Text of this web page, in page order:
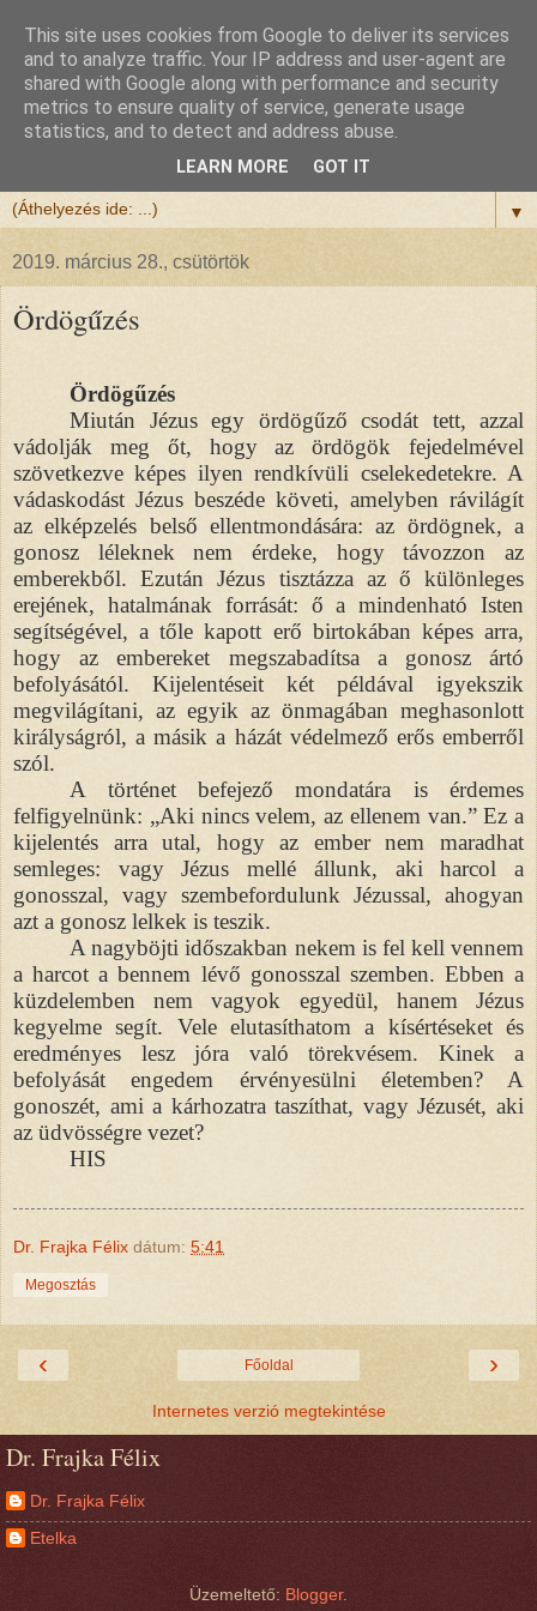
Félix atya
Szeretettel köszöntöm a honlapomra ellátogatót.
▼
2019. március 28., csütörtök
Ördögűzés
Ördögűzés
Miután Jézus egy ördögűző csodát tett, azzal
vádolják meg őt, hogy az ördögök fejedelmével
szövetkezve képes ilyen rendkívüli cselekedetekre. A
vádaskodást Jézus beszéde követi, amelyben rávilágít
az elképzelés belső ellentmondására: az ördögnek, a
gonosz léleknek nem érdeke, hogy távozzon az
emberekből. Ezután Jézus tisztázza az ő különleges
erejének, hatalmának forrását: ő a mindenható Isten
segítségével, a tőle kapott erő birtokában képes arra,
hogy az embereket megszabadítsa a gonosz ártó
befolyásától. Kijelentéseit két példával igyekszik
megvilágítani, az egyik az önmagában meghasonlott
királyságról, a másik a házát védelmező erős emberről
szól.
A történet befejező mondatára is érdemes
felfigyelnünk: „Aki nincs velem, az ellenem van.” Ez a
kijelentés arra utal, hogy az ember nem maradhat
semleges: vagy Jézus mellé állunk, aki harcol a
gonosszal, vagy szembefordulunk Jézussal, ahogyan
azt a gonosz lelkek is teszik.
A nagyböjti időszakban nekem is fel kell vennem
a harcot a bennem lévő gonosszal szemben. Ebben a
küzdelemben nem vagyok egyedül, hanem Jézus
kegyelme segít. Vele elutasíthatom a kísértéseket és
eredményes lesz jóra való törekvésem. Kinek a
befolyását engedem érvényesülni életemben? A
gonoszét, ami a kárhozatra taszíthat, vagy Jézusét, aki
az üdvösségre vezet?
HIS
Dr. Frajka Félix dátum: 5:41
Megosztás
‹ ›
Főoldal
Internetes verzió megtekintése
Dr. Frajka Félix
Dr. Frajka Félix
Etelka
Üzemeltető: Blogger.
This site uses cookies from Google to deliver its services
and to analyze traffic. Your IP address and user-agent are
shared with Google along with performance and security
metrics to ensure quality of service, generate usage
statistics, and to detect and address abuse.
LEARN MORE GOT IT